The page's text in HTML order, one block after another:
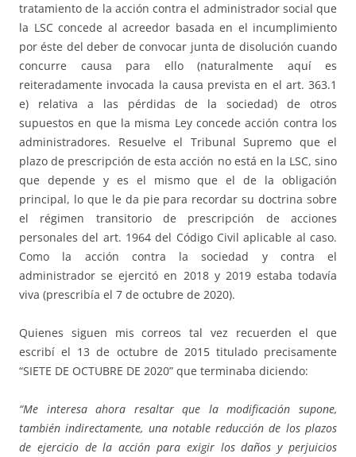
tratamiento de la acción contra el administrador social que
la LSC concede al acreedor basada en el incumplimiento
por éste del deber de convocar junta de disolución cuando
concurre causa para ello (naturalmente aquí es
reiteradamente invocada la causa prevista en el art. 363.1
e) relativa a las pérdidas de la sociedad) de otros
supuestos en que la misma Ley concede acción contra los
administradores. Resuelve el Tribunal Supremo que el
plazo de prescripción de esta acción no está en la LSC, sino
que depende y es el mismo que el de la obligación
principal, lo que le da pie para recordar su doctrina sobre
el régimen transitorio de prescripción de acciones
personales del art. 1964 del Código Civil aplicable al caso.
Como la acción contra la sociedad y contra el
administrador se ejercitó en 2018 y 2019 estaba todavía
viva (prescribía el 7 de octubre de 2020).
Quienes siguen mis correos tal vez recuerden el que
escribí el 13 de octubre de 2015 titulado precisamente
“SIETE DE OCTUBRE DE 2020” que terminaba diciendo:
“Me interesa ahora resaltar que la modificación supone,
también indirectamente, una notable reducción de los plazos
de ejercicio de la acción para exigir los daños y perjuicios